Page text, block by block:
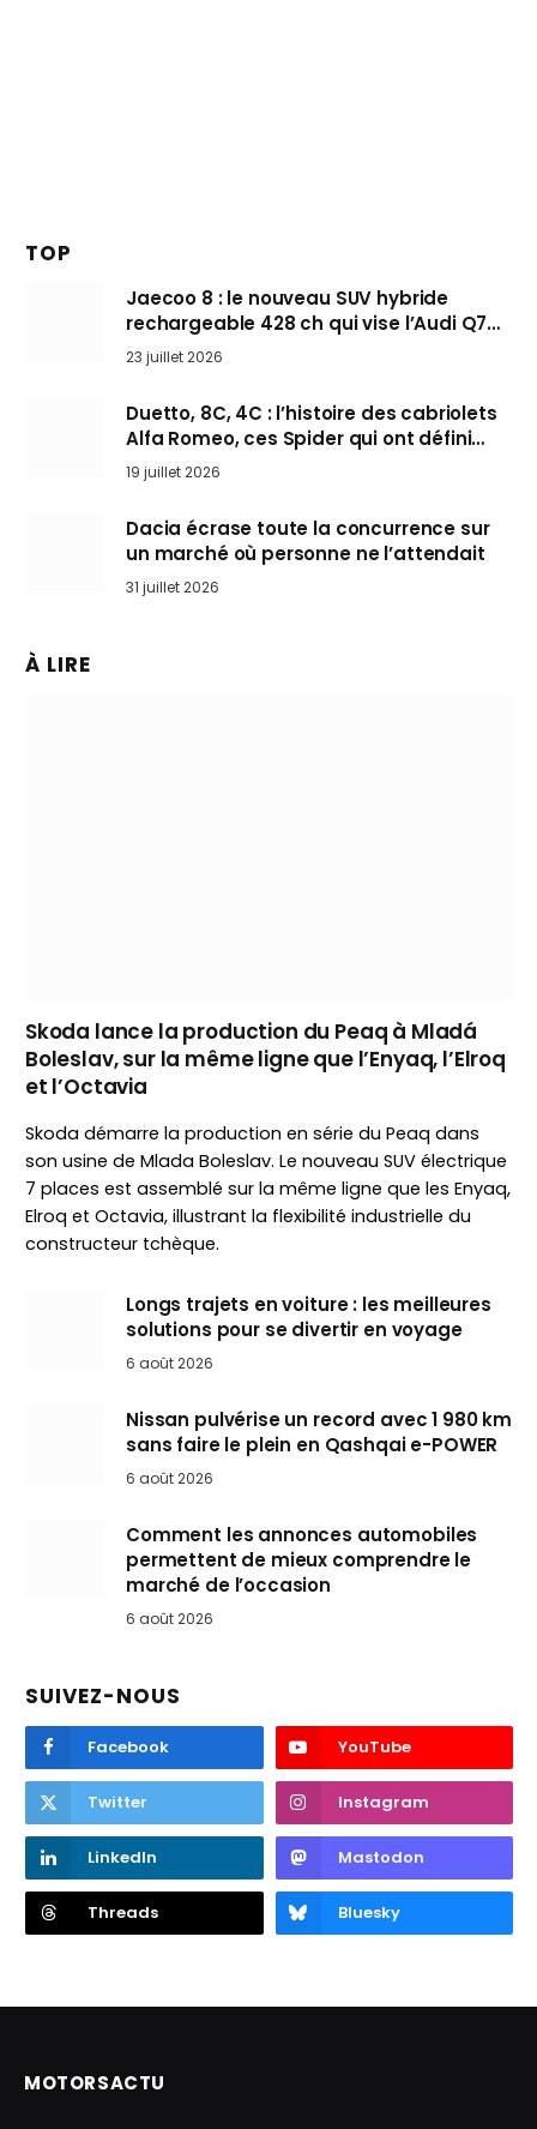
TOP
Jaecoo 8 : le nouveau SUV hybride
rechargeable 428 ch qui vise l’Audi Q7
arrive en Europe cet automne
23 juillet 2026
Duetto, 8C, 4C : l’histoire des cabriolets
Alfa Romeo, ces Spider qui ont défini
l’art de rouler cheveux au vent
19 juillet 2026
Dacia écrase toute la concurrence sur
un marché où personne ne l’attendait
31 juillet 2026
À LIRE
Skoda lance la production du Peaq à Mladá
Boleslav, sur la même ligne que l’Enyaq, l’Elroq
et l’Octavia
Skoda démarre la production en série du Peaq dans
son usine de Mlada Boleslav. Le nouveau SUV électrique
7 places est assemblé sur la même ligne que les Enyaq,
Elroq et Octavia, illustrant la flexibilité industrielle du
constructeur tchèque.
Longs trajets en voiture : les meilleures
solutions pour se divertir en voyage
6 août 2026
Nissan pulvérise un record avec 1 980 km
sans faire le plein en Qashqai e-POWER
6 août 2026
Comment les annonces automobiles
permettent de mieux comprendre le
marché de l’occasion
6 août 2026
SUIVEZ-NOUS
Facebook YouTube
Twitter Instagram
LinkedIn Mastodon
Threads Bluesky
MOTORSACTU